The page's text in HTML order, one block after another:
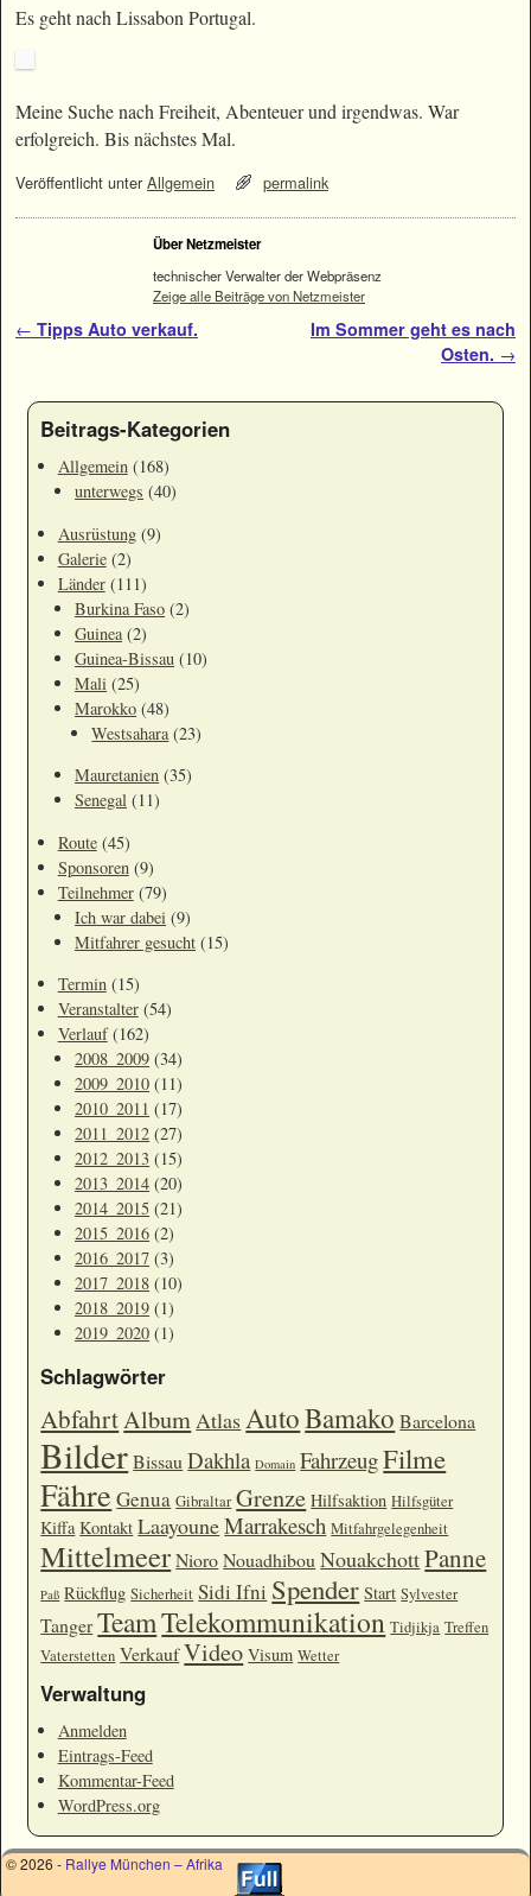
Es geht nach Lissabon Portugal.
Meine Suche nach Freiheit, Abenteuer und irgendwas. War
erfolgreich. Bis nächstes Mal.
Veröffentlicht unter Allgemein permalink
Über Netzmeister
technischer Verwalter der Webpräsenz
Zeige alle Beiträge von Netzmeister
Artikelnavigation
← Tipps Auto verkauf.
Im Sommer geht es nach
Osten. →
Beitrags-Kategorien
Allgemein(168)
unterwegs (40)
Ausrüstung(9)
Galerie(2)
Länder(111)
Burkina Faso (2)
Guinea (2)
Guinea-Bissau (10)
Mali (25)
Marokko (48)
Westsahara (23)
Mauretanien (35)
Senegal (11)
Route(45)
Sponsoren (9)
Teilnehmer(79)
Ich war dabei (9)
Mitfahrer gesucht (15)
Termin(15)
Veranstalter(54)
Verlauf(162)
2008_2009 (34)
2009_2010 (11)
2010_2011 (17)
2011_2012 (27)
2012_2013 (15)
2013_2014 (20)
2014_2015 (21)
2015_2016 (2)
2016_2017 (3)
2017_2018 (10)
2018_2019 (1)
2019_2020 (1)
Schlagwörter
AbfahrtAlbum Atlas AutoBamako Barcelona
Bilder Bissau Dakhla Domain FahrzeugFilme
Fähre Genua Gibraltar Grenze Hilfsaktion Hilfsgüter
Kiffa Kontakt LaayouneMarrakesch Mitfahrgelegenheit
Mittelmeer Nioro Nouadhibou NouakchottPanne
Paß Rückflug Sicherheit Sidi Ifni Spender Start Sylvester
TangerTeamTelekommunikation Tidjikja Treffen
Vaterstetten VerkaufVideo Visum Wetter
Verwaltung
Anmelden
Eintrags-Feed
Kommentar-Feed
WordPress.org
© 2026 - Rallye München – Afrika